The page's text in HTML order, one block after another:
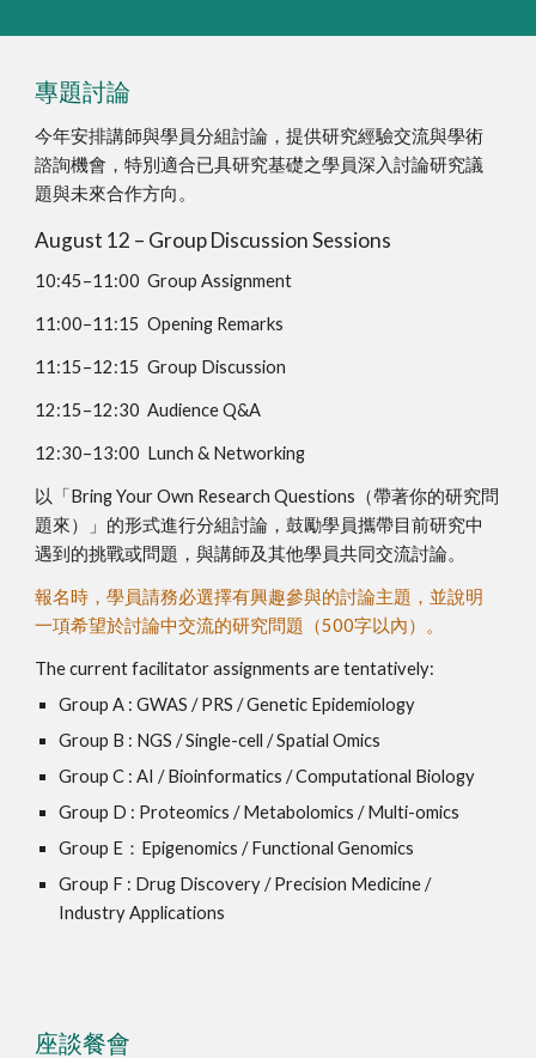
專題討論
今年安排講師與學員分組討論，提供研究經驗交流與學術
諮詢機會，特別適合已具研究基礎之學員深入討論研究議
題與未來合作方向。
August 12 – Group Discussion Sessions
10:45–11:00 Group Assignment
11:00–11:15 Opening Remarks
11:15–12:15 Group Discussion
12:15–12:30 Audience Q&A
12:30–13:00 Lunch & Networking
以「Bring Your Own Research Questions（帶著你的研究問
題來）」的形式進行分組討論，鼓勵學員攜帶目前研究中
遇到的挑戰或問題，與講師及其他學員共同交流討論。
報名時，學員請務必選擇有興趣參與的討論主題，並說明
一項希望於討論中交流的研究問題（500字以內）。
The current facilitator assignments are tentatively:
Group A : GWAS / PRS / Genetic Epidemiology
Group B : NGS / Single-cell / Spatial Omics
Group C : AI / Bioinformatics / Computational Biology
Group D : Proteomics / Metabolomics / Multi-omics
Group E：Epigenomics / Functional Genomics
Group F : Drug Discovery / Precision Medicine /
Industry Applications
座談餐會